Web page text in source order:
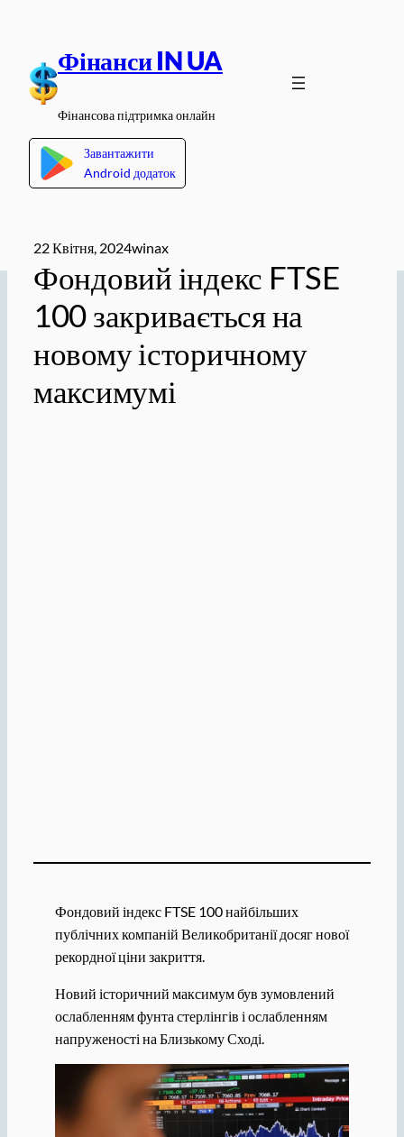
вмісту
Фінанси IN UA
Фінансова підтримка онлайн
Завантажити
Android додаток
22 Квітня, 2024winax
Фондовий індекс FTSE
100 закривається на
новому історичному
максимумі
Фондовий індекс FTSE 100 найбільших
публічних компаній Великобританії досяг нової
рекордної ціни закриття.
Новий історичний максимум був зумовлений
ослабленням фунта стерлінгів і ослабленням
напруженості на Близькому Сході.